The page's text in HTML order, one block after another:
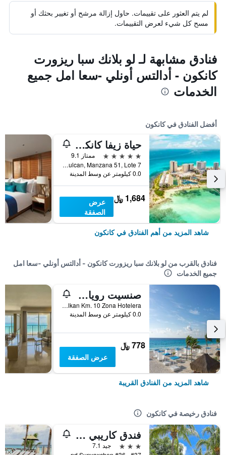
لم يتم العثور على تقييمات. حاول إزالة مرشح أو تغيير بحثك أو
مسح كل شيء لعرض التقييمات.
فنادق مشابهة لـ لو بلانك سبا ريزورت
كانكون - أدالتس أونلي -سعا امل جميع
الخدمات
أفضل الفنادق في كانكون
حياة زيفا كانكون - بسعر شامل جميع الخدمات
5 نجوم
ممتاز 9.1
Blvd. Kukulcan, Manzana 51, Lote 7, كانكون, ولاية كينتانا رو, المكسيك
0.0 كيلومتر عن وسط المدينة
1,684 ﷼
عرض
الصفقة
شاهد المزيد من أهم الفنادق في كانكون
فنادق بالقرب من لو بلانك سبا ريزورت كانكون - أدالتس أونلي -سعا امل
جميع الخدمات
صنسيت رويال بيتش ريزورت - شامل جميع الخدمات
Blvd. Kukulkan Km. 10 Zona Hotelera, كانكون, ولاية كينتانا رو, المكسيك
0.0 كيلومتر عن وسط المدينة
778 ﷼
عرض الصفقة
شاهد المزيد من الفنادق القريبة
فنادق رخيصة في كانكون
فندق كاريبي انترناسيونال كانكون
3 نجوم
جيد 7.1